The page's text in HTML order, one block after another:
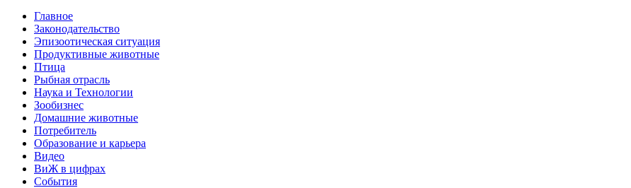
Главное
Законодательство
Эпизоотическая ситуация
Продуктивные животные
Птица
Рыбная отрасль
Наука и Технологии
Зообизнес
Домашние животные
Потребитель
Образование и карьера
Видео
ВиЖ в цифрах
События